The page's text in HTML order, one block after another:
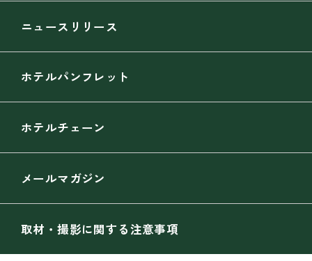
ニュースリリース
ホテルパンフレット
ホテルチェーン
メールマガジン
取材・撮影に関する注意事項